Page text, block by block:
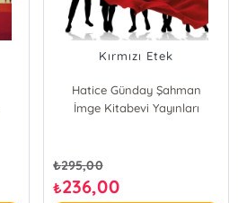
Kırmızı Etek
Hatice Günday Şahman
İmge Kitabevi Yayınları
₺295,00
₺236,00